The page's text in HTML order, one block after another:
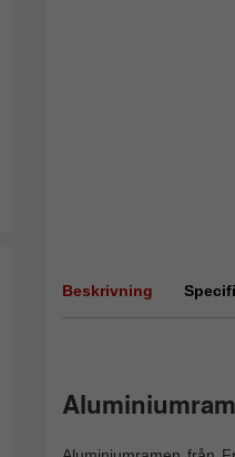
Beskrivning